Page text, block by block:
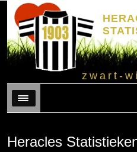
zwart-
Menu
Heracles